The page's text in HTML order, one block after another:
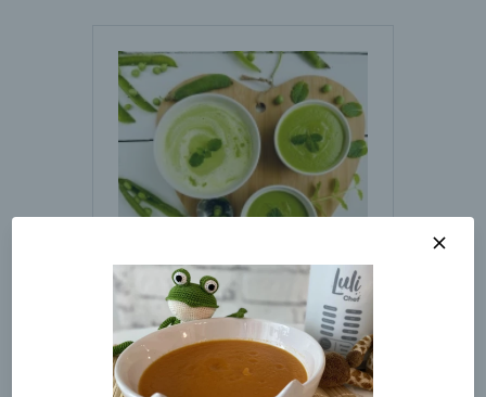
Borsóleves mentával
00:20 Megtekintése